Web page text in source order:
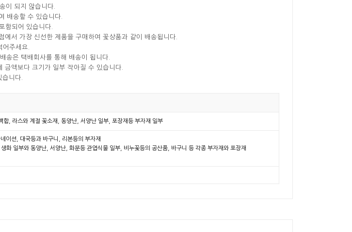
이 되지 않습니다.
배송할 수 있습니다.
함되어 있습니다.
서 가장 신선한 제품을 구매하여 꽃상품과 같이 배송됩니다.
주세요.
송은 택배회사를 통해 배송이 됩니다.
액보다 크기가 일부 작아질 수 있습니다.
니다.
, 라스와 계절 꽃소재, 동양난, 서양난 일부, 포장재등 부자재 일부
이션, 대국등과 바구니, 리본등의 부자재
화 일부와 동양난, 서양난, 화분등 관엽식물 일부, 비누꽃등의 공산품, 바구니 등 각종 부자재와 포장재